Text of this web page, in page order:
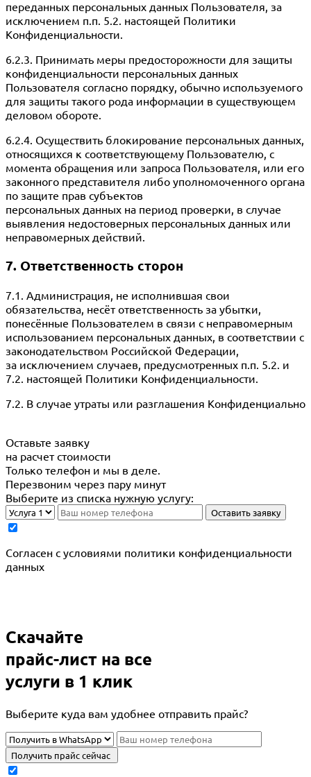
переданных персональных данных Пользователя, за
исключением п.п. 5.2. настоящей Политики
Конфиденциальности.
6.2.3. Принимать меры предосторожности для защиты
конфиденциальности персональных данных
Пользователя согласно порядку, обычно используемого
для защиты такого рода информации в существующем
деловом обороте.
6.2.4. Осуществить блокирование персональных данных,
относящихся к соответствующему Пользователю, с
момента обращения или запроса Пользователя, или его
законного представителя либо уполномоченного органа
по защите прав субъектов
персональных данных на период проверки, в случае
выявления недостоверных персональных данных или
неправомерных действий.
7. Ответственность сторон
7.1. Администрация, не исполнившая свои
обязательства, несёт ответственность за убытки,
понесённые Пользователем в связи с неправомерным
использованием персональных данных, в соответствии с
законодательством Российской Федерации,
за исключением случаев, предусмотренных п.п. 5.2. и
7.2. настоящей Политики Конфиденциальности.
7.2. В случае утраты или разглашения Конфиденциально
Оставьте заявку
на расчет стоимости
Только телефон и мы в деле.
Перезвоним через пару минут
Выберите из списка нужную услугу:
Оставить заявку
Cогласен с условиями политики конфиденциальности
данных
Скачайте
прайс-лист на все
услуги в 1 клик
Выберите куда вам удобнее отправить прайс?
Получить прайс сейчас